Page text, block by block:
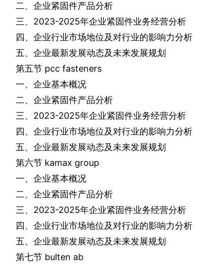
二、企业紧固件产品分析
三、 2023-2025年企业紧固件业务经营分析
四、企业行业市场地位及对行业的影响力分析
五、企业最新发展动态及未来发展规划
第五节 pcc fasteners
一、企业基本概况
二、企业紧固件产品分析
三、 2023-2025年企业紧固件业务经营分析
四、企业行业市场地位及对行业的影响力分析
五、企业最新发展动态及未来发展规划
第六节 kamax group
一、企业基本概况
二、企业紧固件产品分析
三、 2023-2025年企业紧固件业务经营分析
四、企业行业市场地位及对行业的影响力分析
五、企业最新发展动态及未来发展规划
第七节 bulten ab